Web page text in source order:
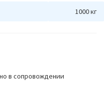
1000 кг
в сопровождении